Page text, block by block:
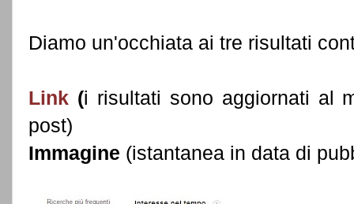
Diamo un'occhiata ai tre risultati
Link (i risultati sono aggiornati al
post)
Immagine (istantanea in data di